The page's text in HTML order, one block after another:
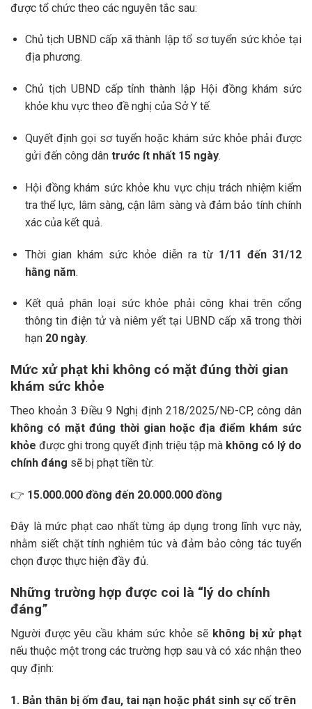
được tổ chức theo các nguyên tắc sau:
Chủ tịch UBND cấp xã thành lập tổ sơ tuyển sức khỏe tại
địa phương.
Chủ tịch UBND cấp tỉnh thành lập Hội đồng khám sức
khỏe khu vực theo đề nghị của Sở Y tế.
Quyết định gọi sơ tuyển hoặc khám sức khỏe phải được
gửi đến công dân trước ít nhất 15 ngày.
Hội đồng khám sức khỏe khu vực chịu trách nhiệm kiểm
tra thể lực, lâm sàng, cận lâm sàng và đảm bảo tính chính
xác của kết quả.
Thời gian khám sức khỏe diễn ra từ 1/11 đến 31/12
hằng năm.
Kết quả phân loại sức khỏe phải công khai trên cổng
thông tin điện tử và niêm yết tại UBND cấp xã trong thời
hạn 20 ngày.
Mức xử phạt khi không có mặt đúng thời gian
khám sức khỏe
Theo khoản 3 Điều 9 Nghị định 218/2025/NĐ-CP, công dân
không có mặt đúng thời gian hoặc địa điểm khám sức
khỏe được ghi trong quyết định triệu tập mà không có lý do
chính đáng sẽ bị phạt tiền từ:
👉 15.000.000 đồng đến 20.000.000 đồng
Đây là mức phạt cao nhất từng áp dụng trong lĩnh vực này,
nhằm siết chặt tính nghiêm túc và đảm bảo công tác tuyển
chọn được thực hiện đầy đủ.
Những trường hợp được coi là “lý do chính
đáng”
Người được yêu cầu khám sức khỏe sẽ không bị xử phạt
nếu thuộc một trong các trường hợp sau và có xác nhận theo
quy định:
1. Bản thân bị ốm đau, tai nạn hoặc phát sinh sự cố trên